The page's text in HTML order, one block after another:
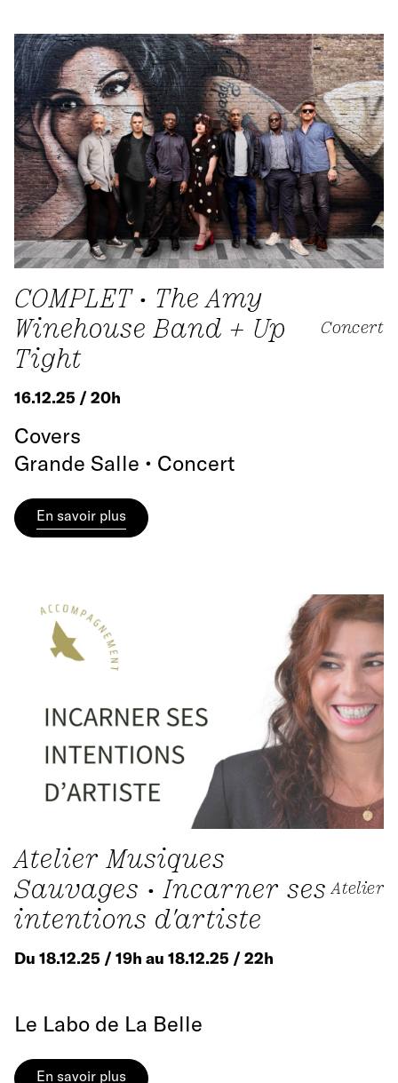
COMPLET • The Amy
Winehouse Band + Up
Tight
Concert
16.12.25 / 20h
Covers
Grande Salle • Concert
En savoir plus
Atelier Musiques
Sauvages • Incarner ses
intentions d'artiste
Atelier
Du 18.12.25 / 19h au 18.12.25 / 22h
Le Labo de La Belle
En savoir plus